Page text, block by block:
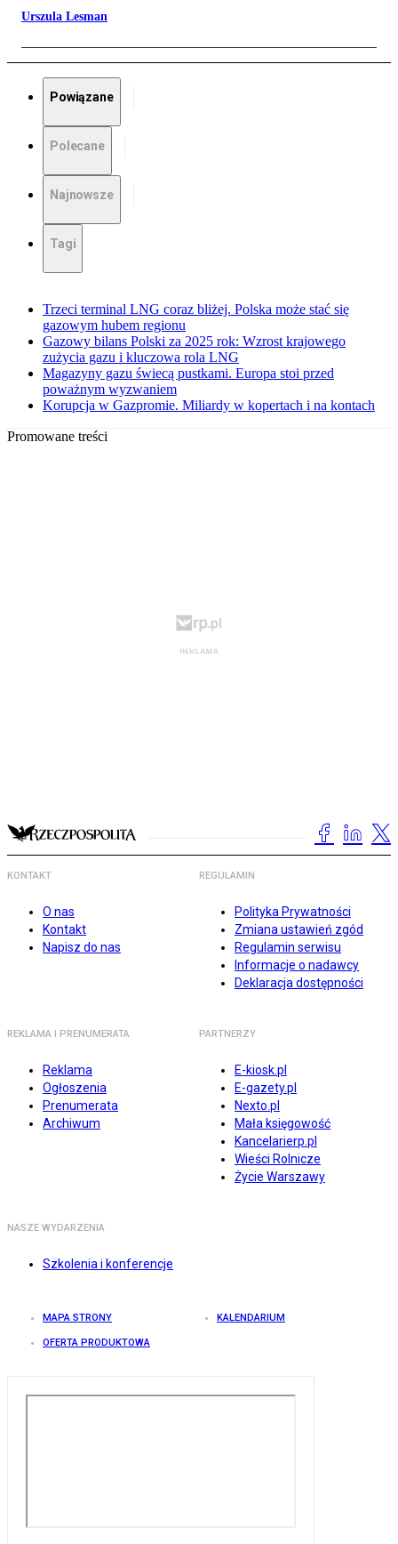
Urszula Lesman
Powiązane
Polecane
Najnowsze
Tagi
Trzeci terminal LNG coraz bliżej. Polska może stać się
gazowym hubem regionu
Gazowy bilans Polski za 2025 rok: Wzrost krajowego
zużycia gazu i kluczowa rola LNG
Magazyny gazu świecą pustkami. Europa stoi przed
poważnym wyzwaniem
Korupcja w Gazpromie. Miliardy w kopertach i na kontach
Promowane treści
KONTAKT
O nas
Kontakt
Napisz do nas
REGULAMIN
Polityka Prywatności
Zmiana ustawień zgód
Regulamin serwisu
Informacje o nadawcy
Deklaracja dostępności
REKLAMA I PRENUMERATA
Reklama
Ogłoszenia
Prenumerata
Archiwum
PARTNERZY
E-kiosk.pl
E-gazety.pl
Nexto.pl
Mała księgowość
Kancelarierp.pl
Wieści Rolnicze
Życie Warszawy
NASZE WYDARZENIA
Szkolenia i konferencje
MAPA STRONY KALENDARIUM
OFERTA PRODUKTOWA